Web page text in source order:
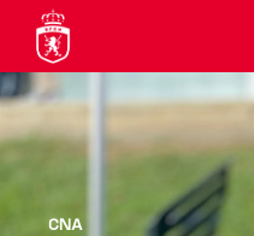
CNA